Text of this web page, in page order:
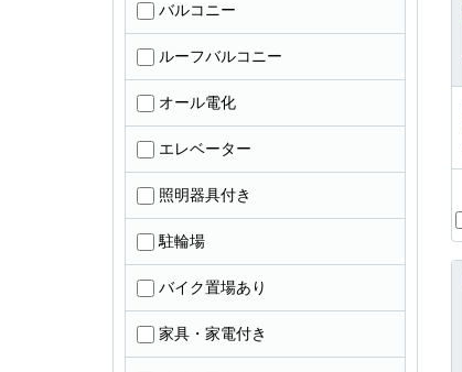
バルコニー
ルーフバルコニー
オール電化
エレベーター
照明器具付き
駐輪場
バイク置場あり
家具・家電付き